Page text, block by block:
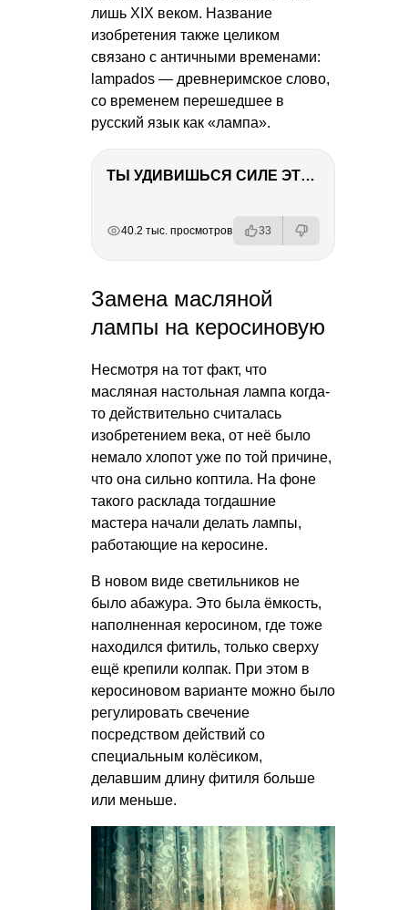
лишь XIX веком. Название
изобретения также целиком
связано с античными временами:
lampados — древнеримское слово,
со временем перешедшее в
русский язык как «лампа».
ТЫ УДИВИШЬСЯ СИЛЕ ЭТО ЧЕЛОВЕКА! Блог о нашей поездке в Вышний Волочек
40.2 тыс. просмотров 33
Замена масляной
лампы на керосиновую
Несмотря на тот факт, что
масляная настольная лампа когда-
то действительно считалась
изобретением века, от неё было
немало хлопот уже по той причине,
что она сильно коптила. На фоне
такого расклада тогдашние
мастера начали делать лампы,
работающие на керосине.
В новом виде светильников не
было абажура. Это была ёмкость,
наполненная керосином, где тоже
находился фитиль, только сверху
ещё крепили колпак. При этом в
керосиновом варианте можно было
регулировать свечение
посредством действий со
специальным колёсиком,
делавшим длину фитиля больше
или меньше.